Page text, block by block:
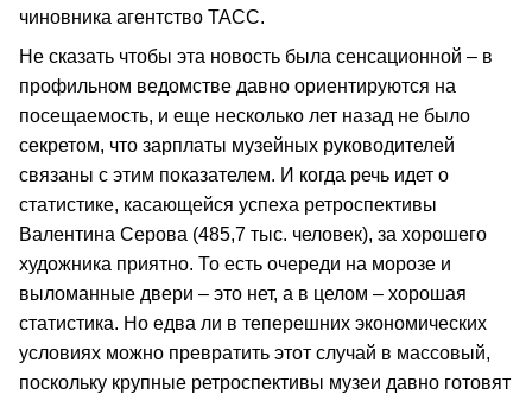
чиновника агентство ТАСС.
Не сказать чтобы эта новость была сенсационной – в
профильном ведомстве давно ориентируются на
посещаемость, и еще несколько лет назад не было
секретом, что зарплаты музейных руководителей
связаны с этим показателем. И когда речь идет о
статистике, касающейся успеха ретроспективы
Валентина Серова (485,7 тыс. человек), за хорошего
художника приятно. То есть очереди на морозе и
выломанные двери – это нет, а в целом – хорошая
статистика. Но едва ли в теперешних экономических
условиях можно превратить этот случай в массовый,
поскольку крупные ретроспективы музеи давно готовят